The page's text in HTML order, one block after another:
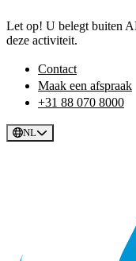
Let op! U belegt buiten
deze activiteit.
Contact
Maak een afspraak
+31 88 070 8000
NL